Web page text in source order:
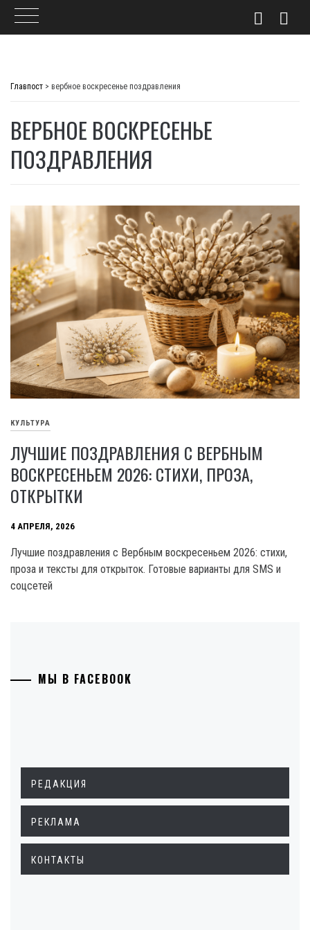
Главпост > вербное воскресенье поздравления
ВЕРБНОЕ ВОСКРЕСЕНЬЕ
ПОЗДРАВЛЕНИЯ
КУЛЬТУРА
ЛУЧШИЕ ПОЗДРАВЛЕНИЯ С ВЕРБНЫМ
ВОСКРЕСЕНЬЕМ 2026: СТИХИ, ПРОЗА,
ОТКРЫТКИ
4 АПРЕЛЯ, 2026
Лучшие поздравления с Вербным воскресеньем 2026: стихи,
проза и тексты для открыток. Готовые варианты для SMS и
соцсетей
МЫ В FACEBOOK
РЕДАКЦИЯ
РЕКЛАМА
КОНТАКТЫ